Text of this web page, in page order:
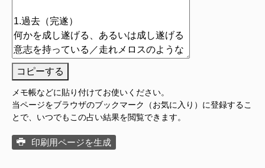
コピーする
メモ帳などに貼り付けてお使いください。
当ページをブラウザのブックマーク（お気に入り）に登録するこ
とで、いつでもこの占い結果を閲覧できます。
印刷用ページを生成